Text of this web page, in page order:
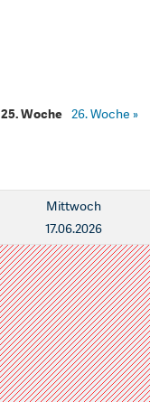
25. Woche 26. Woche »
Mittwoch
17.06.2026